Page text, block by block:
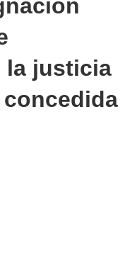
la justicia